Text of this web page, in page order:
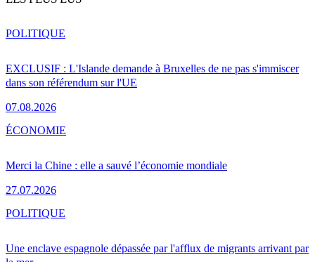
EXCLUSIF : L'Islande demande à Bruxelles de ne pas s'immiscer
dans son référendum sur l'UE
07.08.2026
POLITIQUE
Merci la Chine : elle a sauvé l’économie mondiale
27.07.2026
ÉCONOMIE
Une enclave espagnole dépassée par l'afflux de migrants arrivant par
POLITIQUE